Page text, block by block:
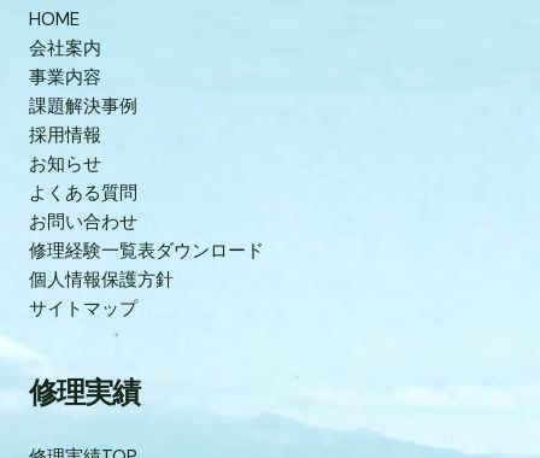
HOME
会社案内
事業内容
課題解決事例
採用情報
お知らせ
よくある質問
お問い合わせ
修理経験一覧表ダウンロード
個人情報保護方針
サイトマップ
修理実績